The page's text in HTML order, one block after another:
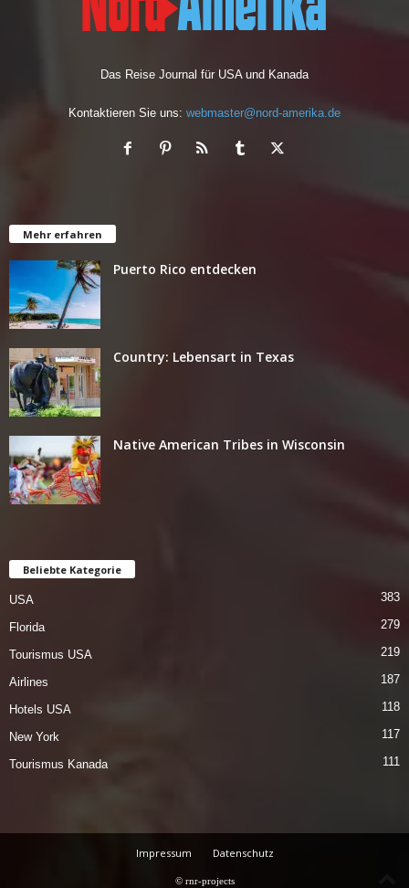
Das Reise Journal für USA und Kanada
Kontaktieren Sie uns: webmaster@nord-amerika.de
Mehr erfahren
Puerto Rico entdecken
Country: Lebensart in Texas
Native American Tribes in Wisconsin
Beliebte Kategorie
USA 383
Florida 279
Tourismus USA 219
Airlines 187
Hotels USA 118
New York 117
Tourismus Kanada 111
Impressum Datenschutz
© rnr-projects